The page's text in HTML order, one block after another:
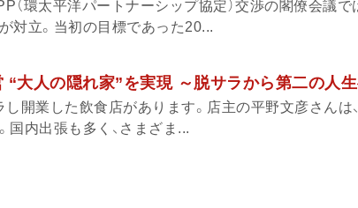
（環太平洋パートナーシップ協定）交渉の閣僚会議で
対立。当初の目標であった20...
“大人の隠れ家”を実現 ～脱サラから第二の人
し開業した飲食店があります。店主の平野文彦さんは
国内出張も多く、さまざま...